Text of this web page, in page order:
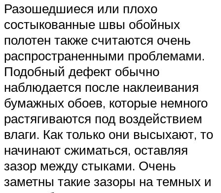
Разошедшиеся или плохо
состыкованные швы обойных
полотен также считаются очень
распространенными проблемами.
Подобный дефект обычно
наблюдается после наклеивания
бумажных обоев, которые немного
растягиваются под воздействием
влаги. Как только они высыхают, то
начинают сжиматься, оставляя
зазор между стыками. Очень
заметны такие зазоры на темных и